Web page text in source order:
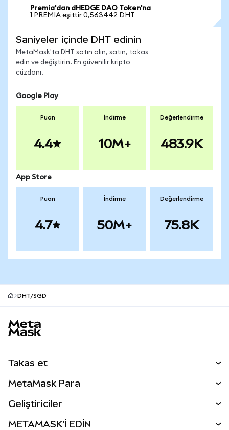
Premia'dan dHEDGE DAO Token'na
1 PREMIA eşittir 0,563442 DHT
Saniyeler içinde DHT edinin
MetaMask'ta DHT satın alın, satın, takas
edin ve değiştirin. En güvenilir kripto
cüzdanı.
Google Play
Puan
4.4
İndirme
10M+
Değerlendirme
483.9K
App Store
Puan
4.7
İndirme
50M+
Değerlendirme
75.8K
DHT/SGD
Takas et
Perps
MetaMask Para
Geliştiriciler
METAMASK'İ EDİN